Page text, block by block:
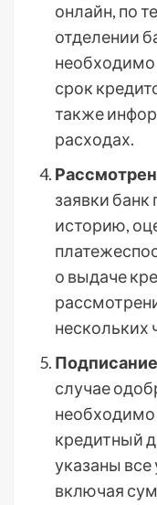
онлайн, по
отделении
необходимо
срок
также
расходах.
заявки
историю,
о выдаче
нескольких
случае
необходимо
кредитный
указаны все
включая